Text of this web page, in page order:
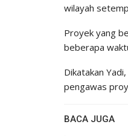
wilayah
Proyek yang
beberapa
Dikatakan
pengawas
BACA JUGA